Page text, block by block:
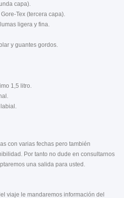
capa).
Tex (tercera capa).
ligera y fina.
y guantes gordos.
1,5 litro.
con varias fechas pero también
Por tanto no dude en consultarnos
una salida para usted.
viaje le mandaremos información del